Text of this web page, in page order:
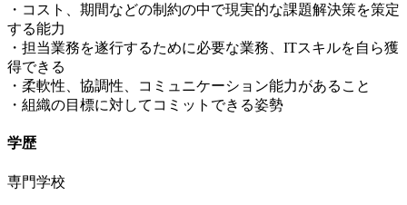
・コスト、期間などの制約の中で現実的な課題解決策を策定
する能力
・担当業務を遂行するために必要な業務、ITスキルを自ら獲
得できる
・柔軟性、協調性、コミュニケーション能力があること
・組織の目標に対してコミットできる姿勢
学歴
専門学校